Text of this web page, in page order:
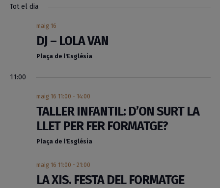
una
Tot el dia
maig 16
DJ – LOLA VAN
Plaça de l'Església
11:00
maig 16 11:00 - 14:00
TALLER INFANTIL: D’ON SURT LA
LLET PER FER FORMATGE?
Plaça de l'Església
maig 16 11:00 - 21:00
LA XIS. FESTA DEL FORMATGE